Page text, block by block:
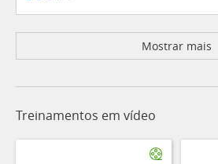
Mostrar mais
Treinamentos em vídeo